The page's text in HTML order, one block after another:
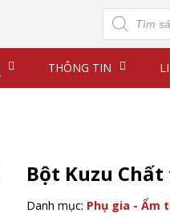
Tìm
kiếm
sản
phẩm
THÔNG TIN
Bột Kuzu
Danh mục: Phụ gia - Ẩm